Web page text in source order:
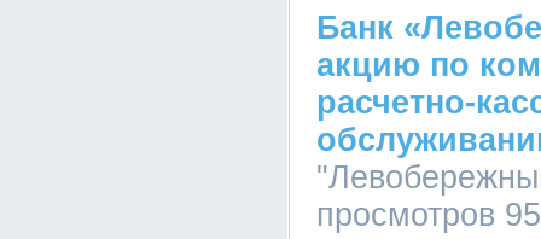
Банк
акцию по
расчетно-
просмотров